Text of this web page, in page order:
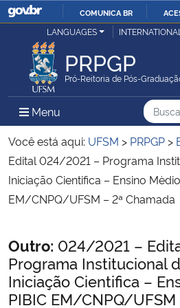
IR
COMUNICA BR
Ministério da Justiça e Segurança Pública
Ministério da Defesa
Ministério das Relações Exteriores
Ministério da Economia
Ministério da Agricultura, Pecuária e
Ministério da Educação
LANGUAGES INTERNATIONAL
PRPGP
Pró-Reitoria de Pós-
Menu Menu Principal do Sítio
Busca:
Você está aqui: UFSM > PRPGP >
Edital 024/2021 – Programa
Iniciação Cientifica – Ensino
EM/CNPQ/UFSM – 2ª Chamada
Início do conteúdo
Outro: 024/2021 –
Programa Institucional
Iniciação Cientifica –
PIBIC EM/CNPQ/UFSM